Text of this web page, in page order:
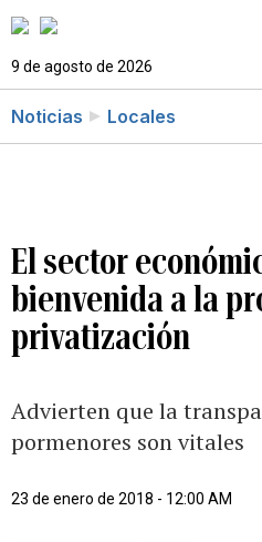
9 de agosto de 2026
Noticias Locales
El sector
bienvenida a la
privatización
Advierten que la
pormenores son vitales
23 de enero de 2018 - 12:00 AM